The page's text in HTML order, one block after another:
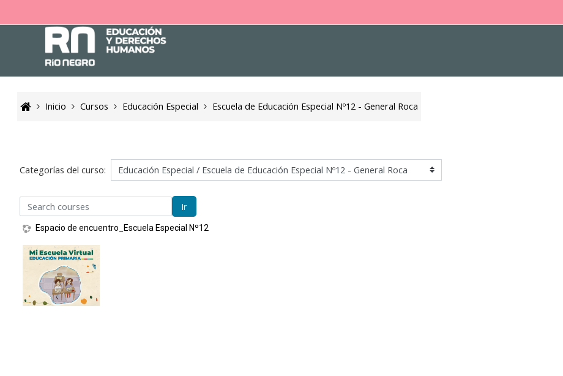
Inicio Cursos Educación Especial Escuela de Educación Especial Nº12 - General Roca
Categorías del curso:
courses Ir
Espacio de encuentro_Escuela Especial Nº12